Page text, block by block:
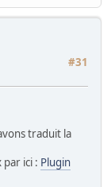
#31
traduit la
ici : Plugin